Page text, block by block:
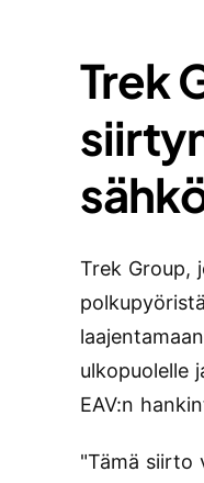
Trek
Trek Group,
ulkopuolelle
EAV:n
"Tämä siirto